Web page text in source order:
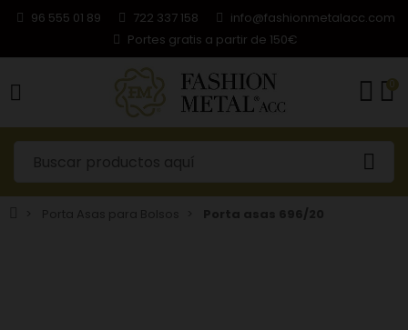
96 555 01 89 722 337 158
info@fashionmetalacc.com
Portes gratis a partir de 150€
0